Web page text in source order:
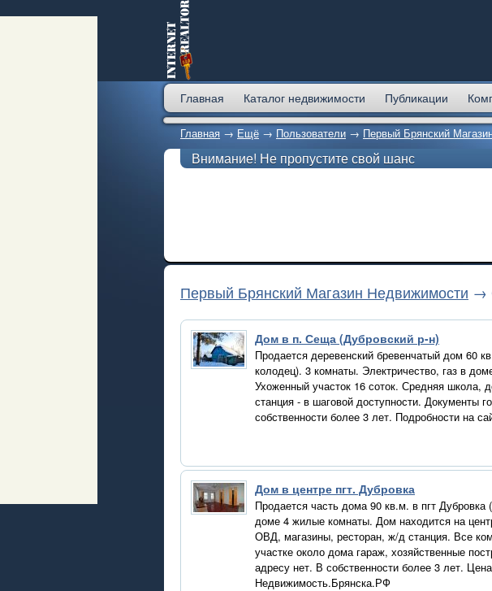
Главная Каталог недвижимости Публикации
Главная → Ещё → Пользователи → Первый Брянский
Внимание! Не пропустите свой шанс
Первый Брянский Магазин Недвижимости →
Дом в п. Сеща (Дубровский р-н)
Продается деревенский бревенчатый дом 60
колодец). 3 комнаты. Электричество, газ в
Ухоженный участок 16 соток. Средняя школа,
станция - в шаговой доступности. Документы
собственности более 3 лет. Подробности на
Дом в центре пгт. Дубровка
Продается часть дома 90 кв.м. в пгт
доме 4 жилые комнаты. Дом находится на
ОВД, магазины, ресторан, ж/д станция. Все
участке около дома гараж, хозяйственные
адресу нет. В собственности более 3 лет.
Недвижимость.Брянска.РФ